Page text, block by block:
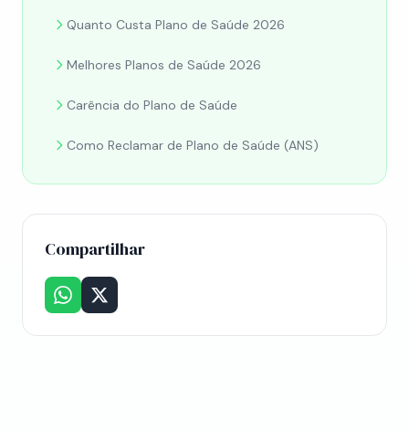
Quanto Custa Plano de Saúde 2026
Melhores Planos de Saúde 2026
Carência do Plano de Saúde
Como Reclamar de Plano de Saúde (ANS)
Compartilhar